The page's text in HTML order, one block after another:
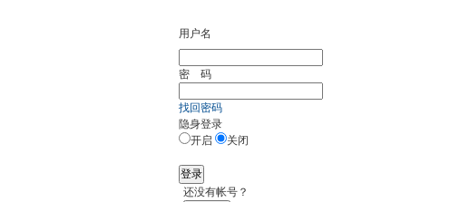
用户名
密 码
找回密码
隐身登录
开启
关闭
登录
还没有帐号？